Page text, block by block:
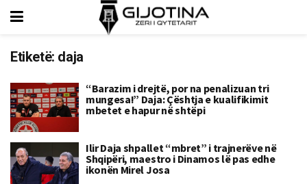
Etiketë: daja
“Barazim i drejtë, por na penalizuan tri
mungesa!” Daja: Çështja e kualifikimit
mbetet e hapur në shtëpi
Ilir Daja shpallet “mbret” i trajnerëve në
Shqipëri, maestro i Dinamos lë pas edhe
ikonën Mirel Josa